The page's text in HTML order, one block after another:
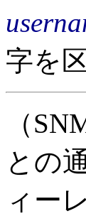
字を
（
との
ィー